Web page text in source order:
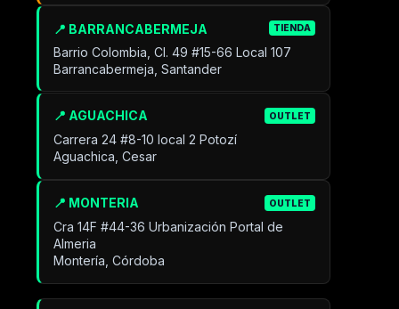
📍 BARRANCABERMEJA TIENDA
Barrio Colombia, Cl. 49 #15-66 Local 107
Barrancabermeja, Santander
📍 AGUACHICA OUTLET
Carrera 24 #8-10 local 2 Potozí
Aguachica, Cesar
📍 MONTERIA OUTLET
Cra 14F #44-36 Urbanización Portal de
Almeria
Montería, Córdoba